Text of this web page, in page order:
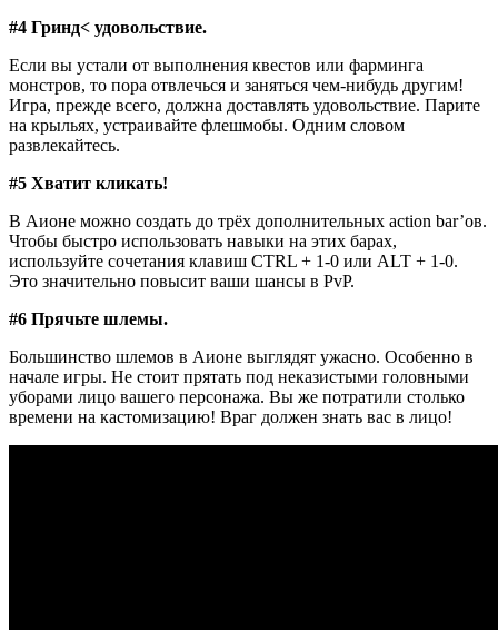
#4 Гринд< удовольствие.
Если вы устали от выполнения квестов или фарминга
монстров, то пора отвлечься и заняться чем-нибудь другим!
Игра, прежде всего, должна доставлять удовольствие. Парите
на крыльях, устраивайте флешмобы. Одним словом
развлекайтесь.
#5 Хватит кликать!
В Аионе можно создать до трёх дополнительных action bar’ов.
Чтобы быстро использовать навыки на этих барах,
используйте сочетания клавиш CTRL + 1-0 или ALT + 1-0.
Это значительно повысит ваши шансы в PvP.
#6 Прячьте шлемы.
Большинство шлемов в Аионе выглядят ужасно. Особенно в
начале игры. Не стоит прятать под неказистыми головными
уборами лицо вашего персонажа. Вы же потратили столько
времени на кастомизацию! Враг должен знать вас в лицо!